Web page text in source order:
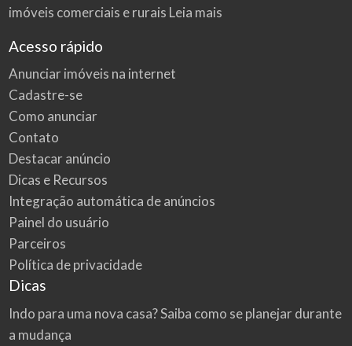
imóveis comerciais e rurais Leia mais
Acesso rápido
Anunciar imóveis na internet
Cadastre-se
Como anunciar
Contato
Destacar anúncio
Dicas e Recursos
Integração automática de anúncios
Painel do usuário
Parceiros
Política de privacidade
Dicas
Indo para uma nova casa? Saiba como se planejar durante
a mudança